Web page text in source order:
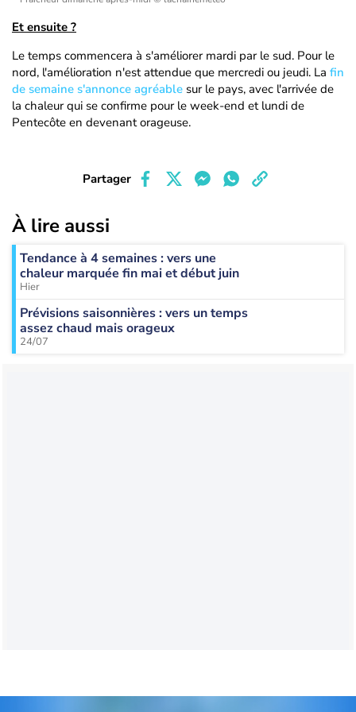
Et ensuite ?
Le temps commencera à s'améliorer mardi par le sud. Pour le
nord, l'amélioration n'est attendue que mercredi ou jeudi. La fin
de semaine s'annonce agréable sur le pays, avec l'arrivée de
la chaleur qui se confirme pour le week-end et lundi de
Pentecôte en devenant orageuse.
Partager
À lire aussi
Tendance à 4 semaines : vers une
chaleur marquée fin mai et début juin
Hier
Prévisions saisonnières : vers un temps
assez chaud mais orageux
24/07